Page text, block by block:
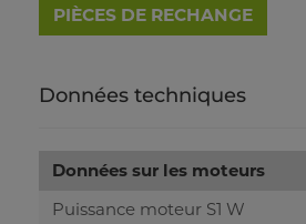
Données techniques
Données sur les moteurs
Puissance moteur S1 W